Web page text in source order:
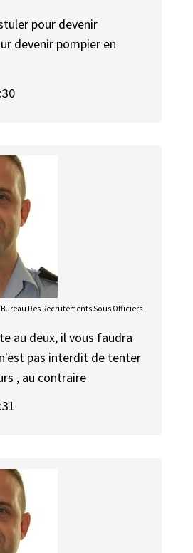
pour devenir
devenir pompier en
Bureau Des Recrutements Sous Officiers
au deux, il vous faudra
pas interdit de tenter
, au contraire